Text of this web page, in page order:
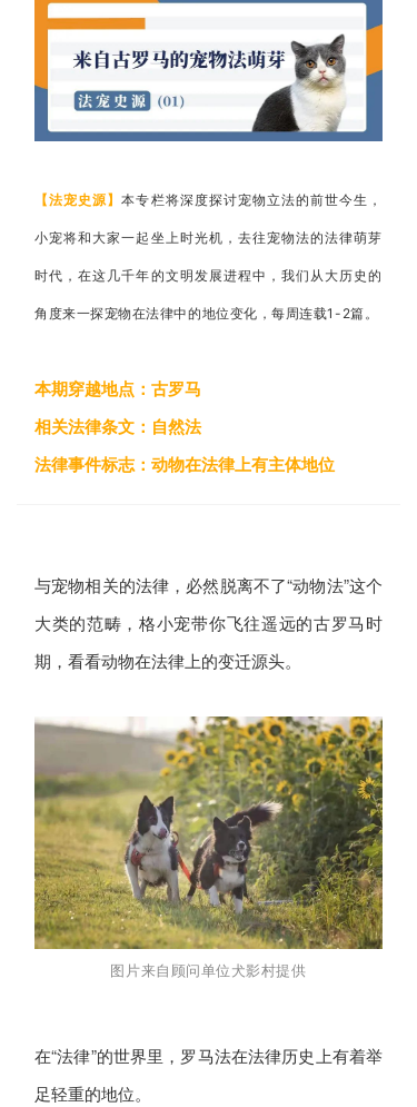
【法宠史源】本专栏将深度探讨宠物立法的前世今生，
小宠将和大家一起坐上时光机，去往宠物法的法律萌芽
时代，在这几千年的文明发展进程中，我们从大历史的
角度来一探宠物在法律中的地位变化，每周连载1-2篇。
本期穿越地点：古罗马
相关法律条文：自然法
法律事件标志：动物在法律上有主体地位
与宠物相关的法律，必然脱离不了“动物法”这个
大类的范畴，格小宠带你飞往遥远的古罗马时
期，看看动物在法律上的变迁源头。
图片来自顾问单位犬影村提供
在“法律”的世界里，罗马法在法律历史上有着举
足轻重的地位。